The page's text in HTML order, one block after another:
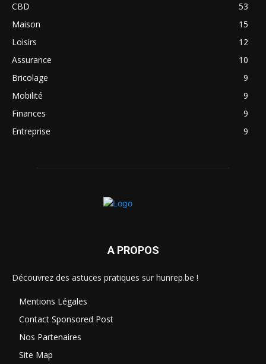
CBD
53
Maison
15
Loisirs
12
Assurance
10
Bricolage
9
Mobilité
9
Finances
9
Entreprise
9
A PROPOS
Découvrez des astuces pratiques sur hunrep.be !
Mentions Légales
Contact Sponsored Post
Nos Partenaires
Site Map